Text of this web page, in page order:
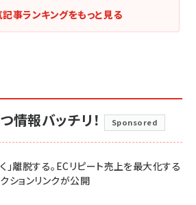
事ランキングをもっと見る
情報バッチリ！ Sponsored
」離脱する。ECリピート売上を最大化する
ションリンクが公開